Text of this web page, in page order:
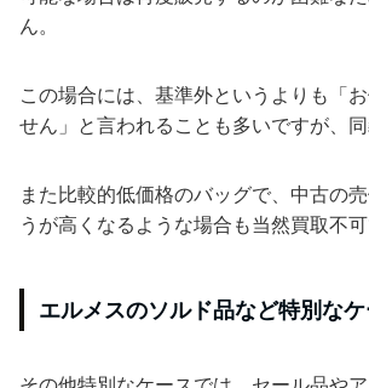
ん。
この場合には、基準外というよりも「
せん」と言われることも多いですが、同
また比較的低価格のバッグで、中古の
うが高くなるような場合も当然買取不可
エルメスのソルド品など特別な